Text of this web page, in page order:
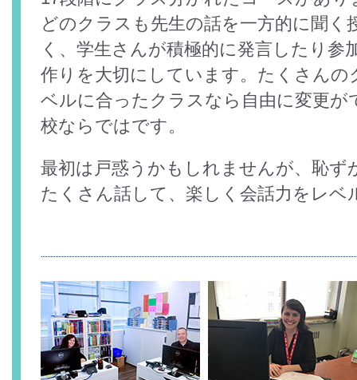
どのクラスも先生の話を一方的に聞く
く、学生さんが積極的に発言したり参
作りを大切にしています。たくさん
ベルに合ったクラスなら自由に変更が
校ならではです。
最初は戸惑うかもしれませんが、恥ず
たくさん話して、楽しく会話力をレベ